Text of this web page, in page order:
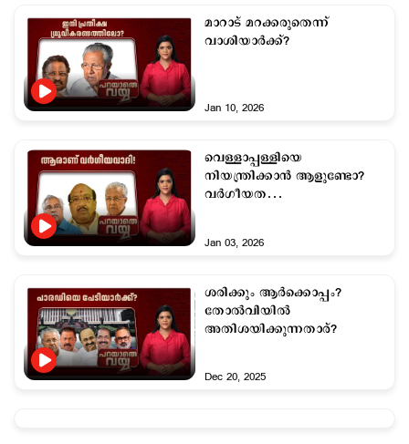
മാറാട് മറക്കരുതെന്ന്
വാശിയാര്‍ക്ക്?
Jan 10, 2026
വെള്ളാപ്പള്ളിയെ
നിയന്ത്രിക്കാന്‍ ആളുണ്ടോ?
വര്‍ഗീയത
Jan 03, 2026
ശരിക്കും ആര്‍ക്കൊപ്പം?
തോല്‍വിയില്‍
അതിശയിക്കുന്നതാര്?
Dec 20, 2025